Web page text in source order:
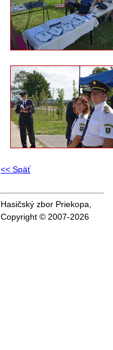
<< Späť
Hasičský zbor Priekopa,
Copyright © 2007-2026